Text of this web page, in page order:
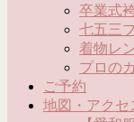
卒業式
七五三
着物レ
プロの
ご予約
地図・アクセ